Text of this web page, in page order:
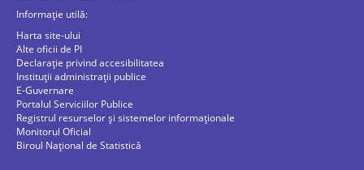
Informație utilă:
Harta site-ului
Alte oficii de PI
Declarație privind accesibilitatea
Instituții administrații publice
E-Guvernare
Portalul Serviciilor Publice
Registrul resurselor și sistemelor informaționale
Monitorul Oficial
Biroul Naţional de Statistică